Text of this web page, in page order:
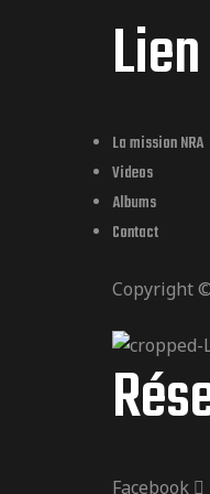
La mission NRA
Videos
Albums
Contact
Copyright
Facebook